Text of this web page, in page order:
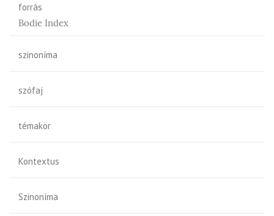
forrás
Bodie Index
szinoníma
szófaj
témakör
Kontextus
Szinoníma